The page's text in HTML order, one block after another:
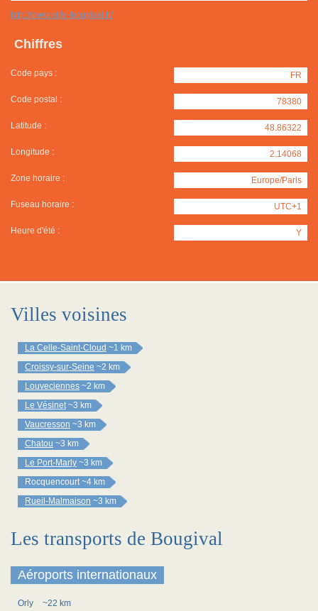
http://www.ville-bougival.fr/
Chiffres
Code pays : FR
Code postal : 78380
Latitude : 48.86322
Longitude : 2.14068
Zone horaire : Europe/Paris
Fuseau horaire : UTC+1
Heure d'été : Y
Villes voisines
La Celle-Saint-Cloud ~1 km
Croissy-sur-Seine ~2 km
Louveciennes ~2 km
Le Vésinet ~3 km
Vaucresson ~3 km
Chatou ~3 km
Le Port-Marly ~3 km
Rocquencourt ~4 km
Rueil-Malmaison ~3 km
Les transports de Bougival
Aéroports internationaux
Orly
~22 km